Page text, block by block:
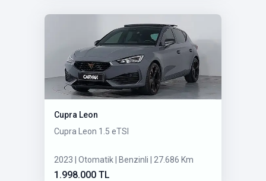
Cupra Leon
Cupra Leon 1.5 eTSI
2023 | Otomatik | Benzinli | 27.686 Km
1.998.000 TL